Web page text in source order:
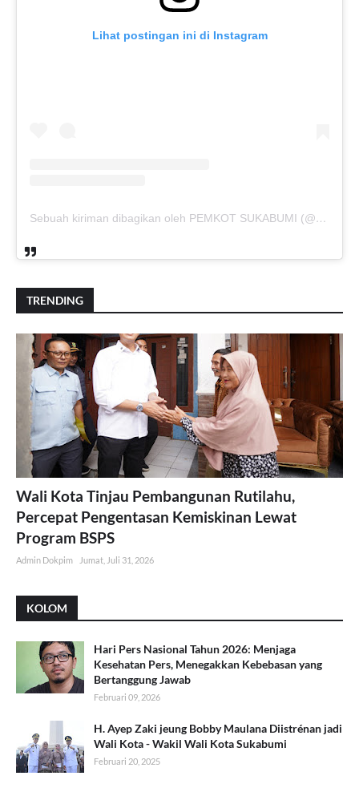
Lihat postingan ini di Instagram
Sebuah kiriman dibagikan oleh PEMKOT SUKABUMI (@pemkotsukabumi_)
TRENDING
Wali Kota Tinjau Pembangunan Rutilahu,
Percepat Pengentasan Kemiskinan Lewat
Program BSPS
Admin Dokpim Jumat, Juli 31, 2026
KOLOM
Hari Pers Nasional Tahun 2026: Menjaga
Kesehatan Pers, Menegakkan Kebebasan yang
Bertanggung Jawab
Februari 09, 2026
H. Ayep Zaki jeung Bobby Maulana Diistrénan jadi
Wali Kota - Wakil Wali Kota Sukabumi
Februari 20, 2025